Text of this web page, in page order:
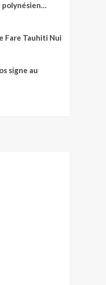
polynésien…
Fare Tauhiti Nui
signe au